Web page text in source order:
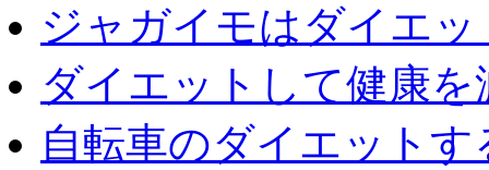
ジャガイモはダイエッ
ダイエットして健康
自転車のダイエットす